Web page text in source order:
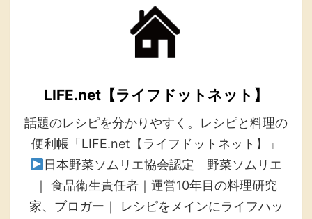
LIFE.net【ライフドットネット】
話題のレシピを分かりやすく。レシピと料理の
便利帳「LIFE.net【ライフドットネット】」
日本野菜ソムリエ協会認定 野菜ソムリエ
｜ 食品衛生責任者｜運営10年目の料理研究
家、ブロガー｜ レシピをメインにライフハッ